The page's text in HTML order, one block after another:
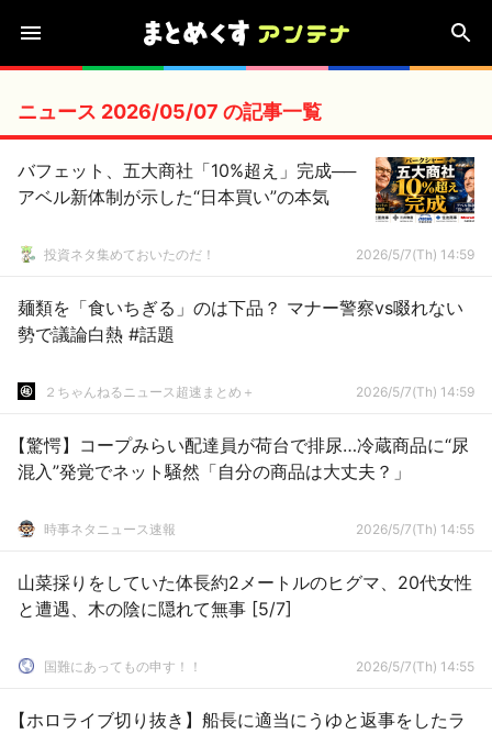
ニュース 2026/05/07 の記事一覧
バフェット、五大商社「10%超え」完成──
アベル新体制が示した“日本買い”の本気
投資ネタ集めておいたのだ！ 2026/5/7(Th) 14:59
麺類を「食いちぎる」のは下品？ マナー警察vs啜れない
勢で議論白熱 #話題
２ちゃんねるニュース超速まとめ＋ 2026/5/7(Th) 14:59
【驚愕】コープみらい配達員が荷台で排尿…冷蔵商品に“尿
混入”発覚でネット騒然「自分の商品は大丈夫？」
時事ネタニュース速報 2026/5/7(Th) 14:55
山菜採りをしていた体長約2メートルのヒグマ、20代女性
と遭遇、木の陰に隠れて無事 [5/7]
国難にあってもの申す！！ 2026/5/7(Th) 14:55
【ホロライブ切り抜き】船長に適当にうゆと返事をしたラ